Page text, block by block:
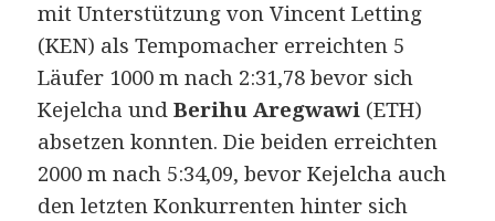
mit Unterstützung von Vincent Letting
(KEN) als Tempomacher erreichten 5
Läufer 1000 m nach 2:31,78 bevor sich
Kejelcha undBerihu Aregwawi (ETH)
absetzen konnten. Die beiden erreichten
2000 m nach 5:34,09, bevor Kejelcha auch
den letzten Konkurrenten hinter sich